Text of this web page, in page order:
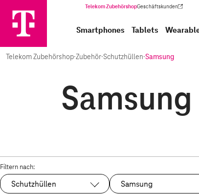
Telekom ZubehörshopGeschäftskunden
(Wird in einem neuen Tab
Smartphones Tablets
Telekom Zubehörshop·Zubehör·Schutzhüllen·Samsung
Filtern nach:
Ausgewählt:
Schutzhüllen Ausgewählt:
Samsung